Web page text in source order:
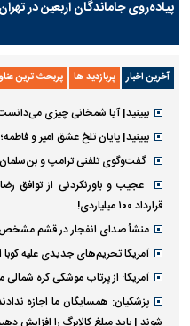
پیاده‌روی جاماندگان اربعین در تهران
آخرین اخبار پربازدید ها پربحث ترین
ببینید| آیا شمخانی چیزی
ببینید| پایان تلخ عشق امیر و
گفت‌وگوی تلفنی ترامپ و بن‌سلمان
قرارداد ۱۰۰ میلیاردی!
منشأ صدای انفجار در قشم
آمریکا تحریم‌های جدیدی علیه کوبا
آمریکا: از پرتاب موشکی کره
پزشکیان: همسایگان ما اجازه
شوند | باید مبلغ کالابرگ را افزایش